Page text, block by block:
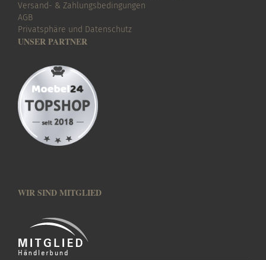
Versand- & Zahlungsbedingungen
AGB
Privatsphäre und Datenschutz
UNSER PARTNER
WIR SIND MITGLIED